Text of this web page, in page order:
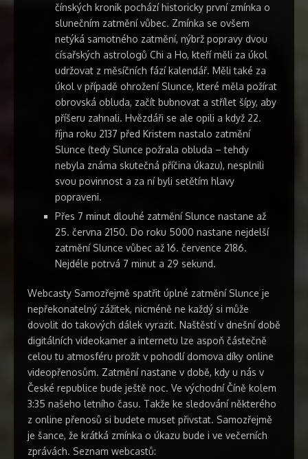
čínských kronik pochází historicky první zmínka o
slunečním zatmění vůbec. Zmínka se ovšem
netýká samotného zatmění, nýbrž popravy dvou
císařských astrologů Chi a Ho, kteří měli za úkol
udržovat z měsíčních fází kalendář. Měli také za
úkol v případě ohrožení Slunce, které měla požírat
obrovská obluda, začít bubnovat a střílet šípy, aby
příšeru zahnali. Hvězdáři se ale opili a když 22.
října roku 2137 před Kristem nastalo zatmění
Slunce (tedy Slunce požrala obluda – tehdy
nebyla známa skutečná příčina úkazu), nesplnili
svou povinnost a za ní byli setětím hlavy
popraveni.
Přes 7 minut dlouhé zatmění Slunce nastane až
25. června 2150. Do roku 5000 nastane nejdelší
zatmění Slunce vůbec až 16. července 2186.
Nejdéle potrvá 7 minut a 29 sekund.
Webcasty Samozřejmě spatřit úplné zatmění Slunce je
nepřekonatelný zážitek, nicméně ne každý si může
dovolit do takových dálek vyrazit. Naštěstí v dnešní době
digitálních videokamer a internetu lze aspoň částečně
celou tu atmosféru prožít v pohodlí domova díky online
videopřenosům. Zatmění nastane v době, kdy u nás v
České republice bude ještě noc. Ve východní Číně kolem
3:35 našeho letního času. Takže ke sledování některého
z online přenosů si budete muset přivstat. Samozřejmě
je šance, že krátká zmínka o úkazu bude i ve večerních
zprávách. Seznam webcastů: